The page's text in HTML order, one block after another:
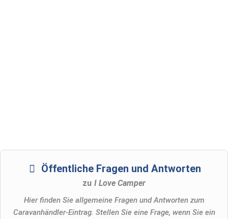
Öffentliche Fragen und Antworten
zu I Love Camper
Hier finden Sie allgemeine Fragen und Antworten zum
Caravanhändler-Eintrag. Stellen Sie eine Frage, wenn Sie ein